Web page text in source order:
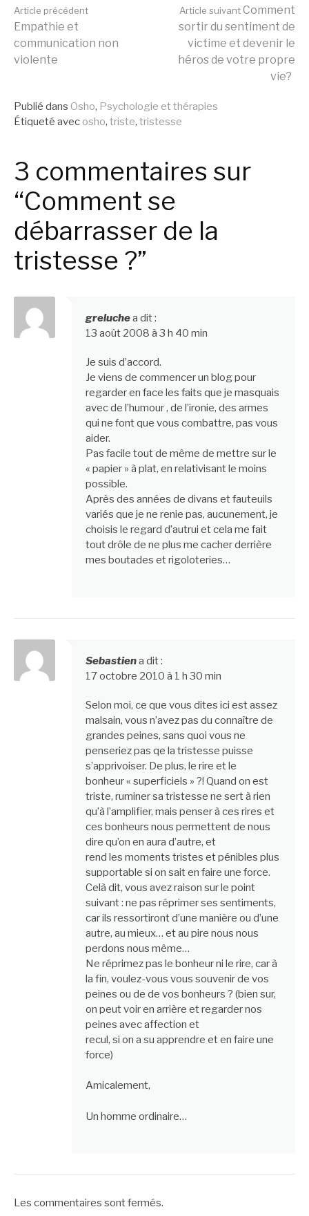
Lire
la
suite
Article précédent
Empathie et
communication non
violente
Article suivantComment
sortir du sentiment de
victime et devenir le
héros de votre propre
vie?
Publié dans Osho, Psychologie et thérapies
Étiqueté avec osho, triste, tristesse
3 commentaires sur
“Comment se
débarrasser de la
tristesse ?”
greluchea dit :
13 août 2008 à 3 h 40 min
Je suis d’accord.
Je viens de commencer un blog pour
regarder en face les faits que je masquais
avec de l’humour , de l’ironie, des armes
qui ne font que vous combattre, pas vous
aider.
Pas facile tout de même de mettre sur le
« papier » à plat, en relativisant le moins
possible.
Après des années de divans et fauteuils
variés que je ne renie pas, aucunement, je
choisis le regard d’autrui et cela me fait
tout drôle de ne plus me cacher derrière
mes boutades et rigoloteries…
Sebastiena dit :
17 octobre 2010 à 1 h 30 min
Selon moi, ce que vous dites ici est assez
malsain, vous n’avez pas du connaître de
grandes peines, sans quoi vous ne
penseriez pas qe la tristesse puisse
s’apprivoiser. De plus, le rire et le
bonheur « superficiels » ?! Quand on est
triste, ruminer sa tristesse ne sert à rien
qu’à l’amplifier, mais penser à ces rires et
ces bonheurs nous permettent de nous
dire qu’on en aura d’autre, et
rend les moments tristes et pénibles plus
supportable si on sait en faire une force.
Celà dit, vous avez raison sur le point
suivant : ne pas réprimer ses sentiments,
car ils ressortiront d’une manière ou d’une
autre, au mieux… et au pire nous nous
perdons nous même…
Ne réprimez pas le bonheur ni le rire, car à
la fin, voulez-vous vous souvenir de vos
peines ou de de vos bonheurs ? (bien sur,
on peut voir en arrière et regarder nos
peines avec affection et
recul, si on a su apprendre et en faire une
force)
Amicalement,
Un homme ordinaire…
Les commentaires sont fermés.